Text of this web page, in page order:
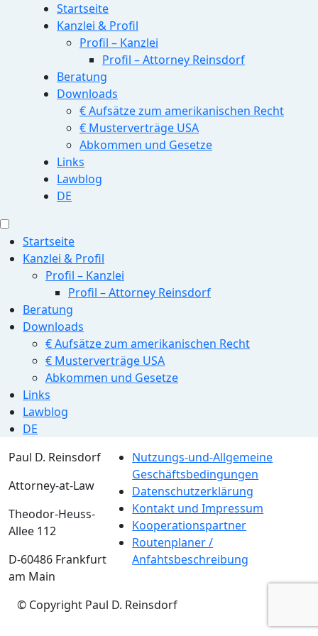
Startseite
Kanzlei & Profil
Profil – Kanzlei
Profil – Attorney Reinsdorf
Beratung
Downloads
€ Aufsätze zum amerikanischen Recht
€ Musterverträge USA
Abkommen und Gesetze
Links
Lawblog
DE
Startseite
Kanzlei & Profil
Profil – Kanzlei
Profil – Attorney Reinsdorf
Beratung
Downloads
€ Aufsätze zum amerikanischen Recht
€ Musterverträge USA
Abkommen und Gesetze
Links
Lawblog
DE
Paul D. Reinsdorf
Attorney-at-Law
Theodor-Heuss-
Allee 112
D-60486 Frankfurt
am Main
Nutzungs-und-Allgemeine
Geschäftsbedingungen
Datenschutzerklärung
Kontakt und Impressum
Kooperationspartner
Routenplaner /
Anfahtsbeschreibung
© Copyright Paul D. Reinsdorf